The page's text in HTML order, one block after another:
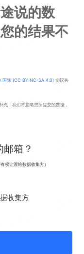
说的数
的结果不
国际 (CC BY-NC-SA 4.0) 协议共
充，我们将忽略您所提交的数据，
箱？
权让渡给数据收集方）
收集方